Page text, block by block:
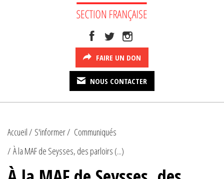
FAIRE UN DON
NOUS CONTACTER
Accueil S'informer
Communiqués
À la MAF de Seysses, des parloirs (...)